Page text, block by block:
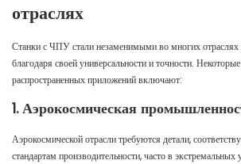
отраслях
Станки с ЧПУ стали незаменимыми во многих
благодаря своей универсальности и точности.
распространенных приложений включают:
1. Аэрокосмическая
Аэрокосмической отрасли требуются детали,
стандартам производительности, часто в